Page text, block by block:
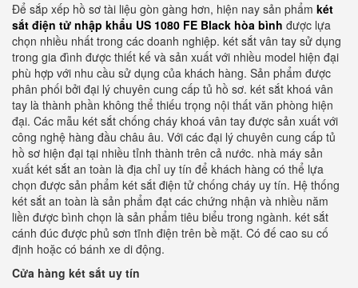
Để sắp xếp hồ sơ tài liệu gòn gàng hơn, hiện nay sản phẩm két
sắt điện tử nhập khẩu US 1080 FE Black hòa bình được lựa
chọn nhiều nhất trong các doanh nghiệp. két sắt vân tay sử dụng
trong gia đình được thiết kế và sản xuất với nhiều model hiện đại
phù hợp với nhu cầu sử dụng của khách hàng. Sản phẩm được
phân phối bởi đại lý chuyên cung cấp tủ hồ sơ. két sắt khoá vân
tay là thành phần không thể thiếu trọng nội thất văn phòng hiện
đại. Các mẫu két sắt chống cháy khoá vân tay được sản xuất với
công nghệ hàng đầu châu âu. Với các đại lý chuyên cung cấp tủ
hồ sơ hiện đại tại nhiều tỉnh thành trên cả nước. nhà máy sản
xuất két sắt an toàn là địa chỉ uy tín để khách hàng có thể lựa
chọn được sản phẩm két sắt điện tử chống cháy uy tín. Hệ thống
két sắt an toàn là sản phẩm đạt các chứng nhận và nhiều năm
liền được bình chọn là sản phẩm tiêu biểu trong ngành. két sắt
cánh đúc được phủ sơn tĩnh điện trên bề mặt. Có đế cao su cố
định hoặc có bánh xe di động.
Cửa hàng két sắt uy tín